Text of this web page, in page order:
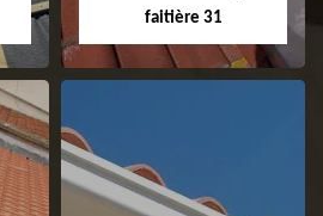
faitière 31
Etanchéité de